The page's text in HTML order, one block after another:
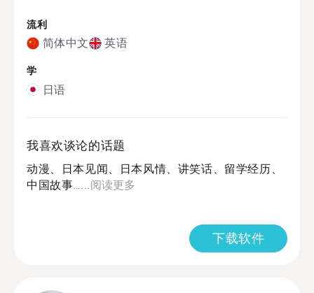
流利
简体中文 英语
学
日语
我喜欢谈论的话题
动漫、日本见闻、日本风情、讲笑话、留学经历、
中国故事…... 阅读更多
下载软件